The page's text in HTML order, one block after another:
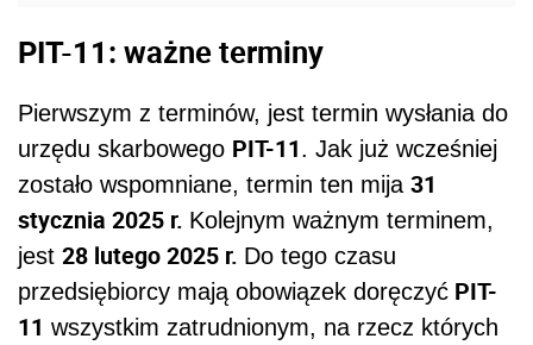
PIT-11: ważne terminy
Pierwszym z terminów, jest termin wysłania do
urzędu skarbowego PIT-11. Jak już wcześniej
zostało wspomniane, termin ten mija 31
stycznia 2025 r. Kolejnym ważnym terminem,
jest 28 lutego 2025 r. Do tego czasu
przedsiębiorcy mają obowiązek doręczyć PIT-
11 wszystkim zatrudnionym, na rzecz których